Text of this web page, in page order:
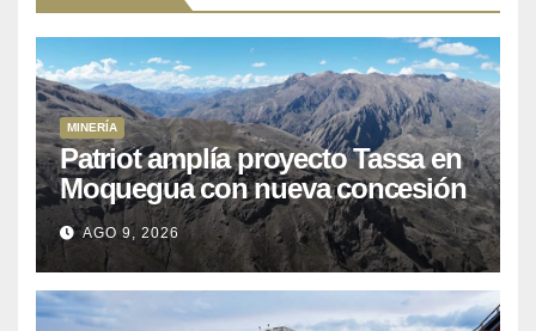
MINERÍA
Patriot amplía proyecto Tassa en
Moquegua con nueva concesión
minera
AGO 9, 2026